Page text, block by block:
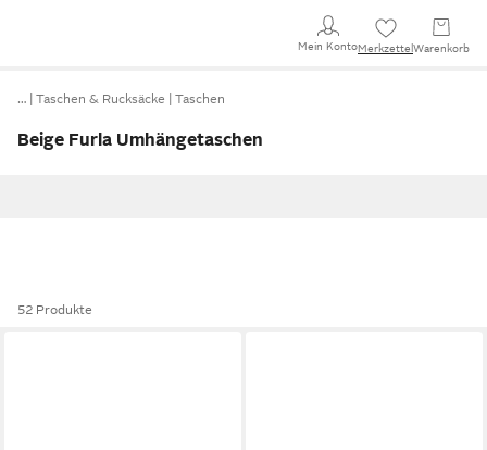
Mein KontoMerkzettel Warenkorb
… Taschen & Rucksäcke Taschen
Beige Furla Umhängetaschen
52 Produkte